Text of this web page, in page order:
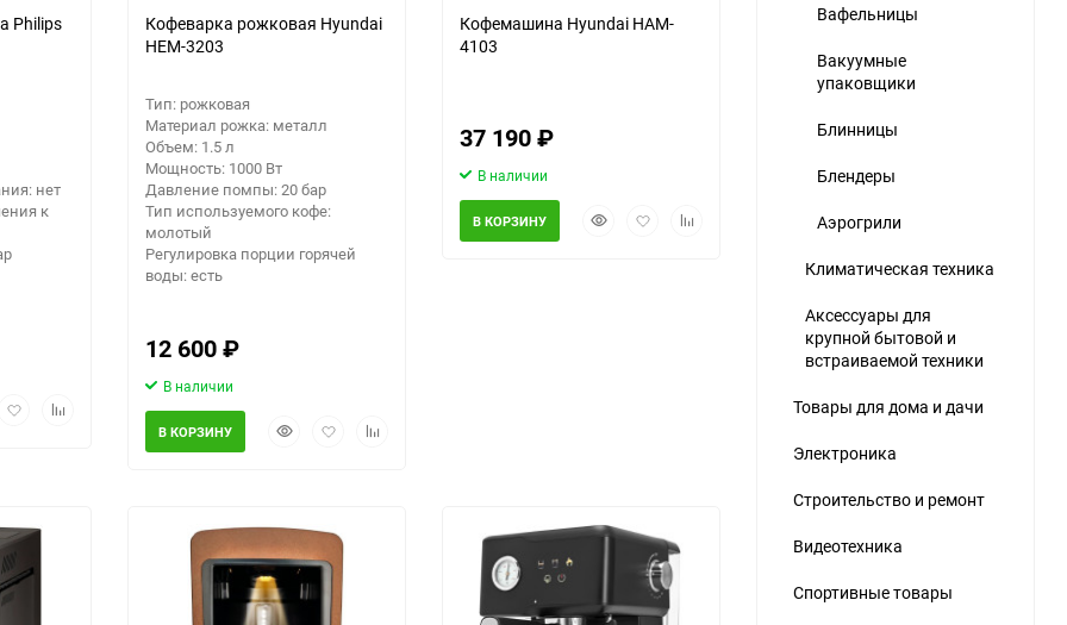
Philips
нет
к
ДобавитьДобавить
Кофеварка рожковая Hyundai
HEM-3203
Тип: рожковая
Материал рожка: металл
Объем: 1.5 л
Мощность: 1000 Вт
Давление помпы: 20 бар
Тип используемого кофе:
молотый
Регулировка порции горячей
воды: есть
12 600₽
В наличии
БыстрыйДобавитьДобавить
В КОРЗИНУ
Кофемашина Hyundai HAM-
4103
37 190₽
В наличии
БыстрыйДобавитьДобавить
В КОРЗИНУ
Вафельницы
Вакуумные
упаковщики
Блинницы
Блендеры
Аэрогрили
Климатическая техника
Аксессуары для
крупной бытовой и
встраиваемой техники
Товары для дома и дачи
Электроника
Строительство и ремонт
Видеотехника
Спортивные товары